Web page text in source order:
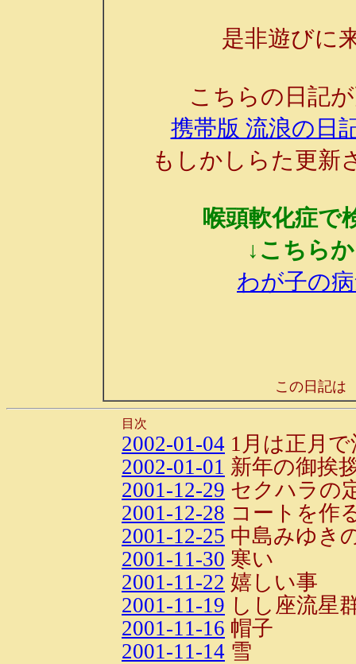
是非遊びに
こちらの日記
携帯版 流浪の日
もしかしらた更新
喉頭軟化症で
↓こちら
わが子の
この日記は
目次
2002-01-04 1月は正月
2002-01-01 新年の御挨
2001-12-29 セクハラの
2001-12-28 コートを作
2001-12-25 中島みゆき
2001-11-30 寒い
2001-11-22 嬉しい事
2001-11-19 しし座流星
2001-11-16 帽子
2001-11-14 雪